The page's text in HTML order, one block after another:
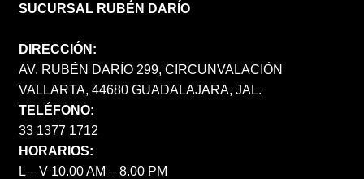
SUCURSAL RUBÉN DARÍO
DIRECCIÓN:
AV. RUBÉN DARÍO 299, CIRCUNVALACIÓN
VALLARTA, 44680 GUADALAJARA, JAL.
TELÉFONO:
33 1377 1712
HORARIOS:
L – V 10.00 AM – 8.00 PM